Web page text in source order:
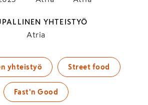
YHTEISTYÖ
Atria
yhteistyö Street food
Fast'n Good